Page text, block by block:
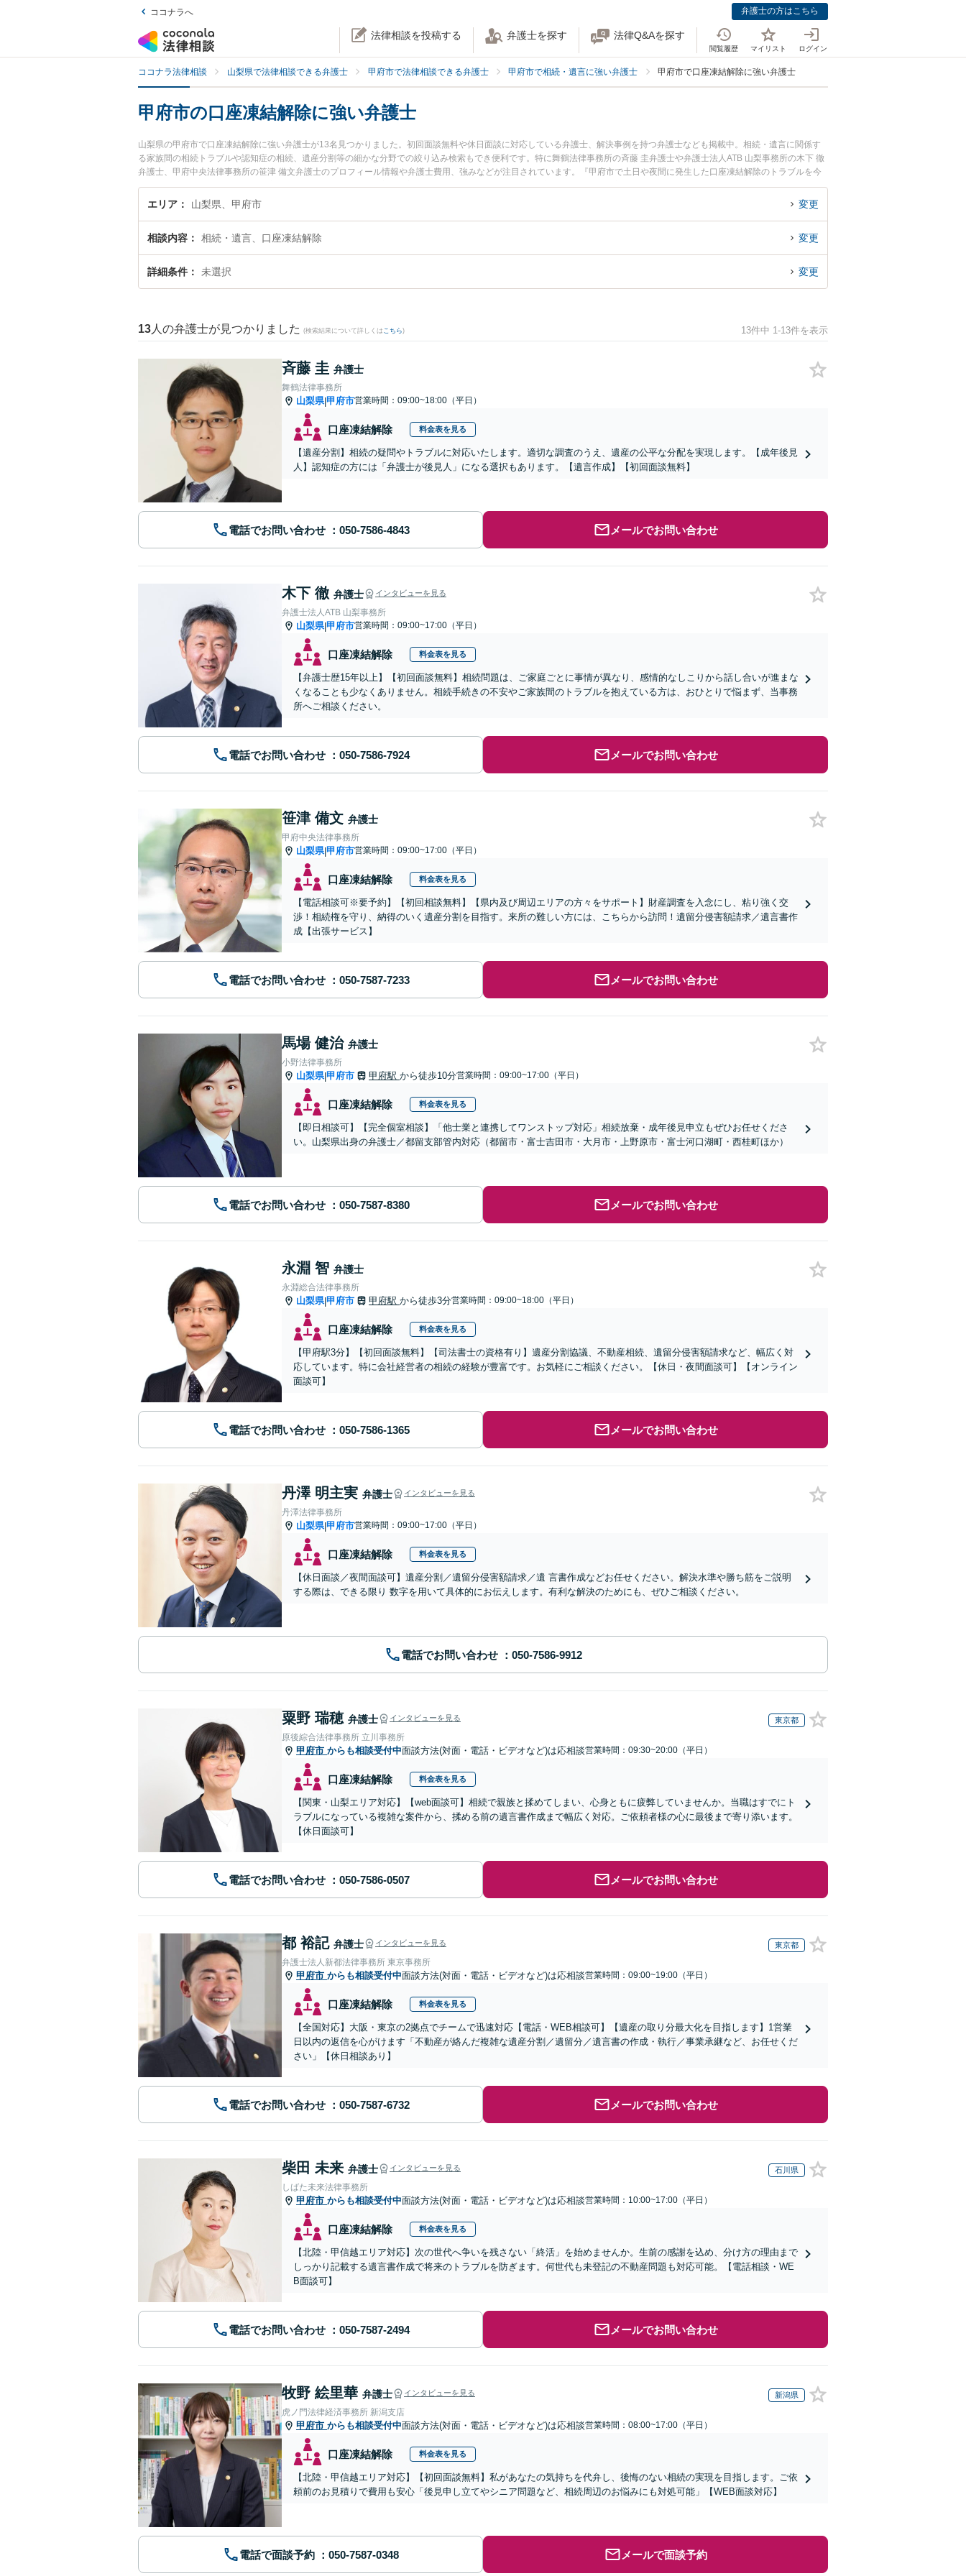
ココナラへ 弁護士の方はこちら
法律相談を投稿する 弁護士を探す 法律Q&Aを探す
閲覧履歴 マイリスト ログイン
ココナラ法律相談 山梨県で法律相談できる弁護士 甲府市で法律相談できる弁護士 甲府市で相続・遺言に強い弁護士 甲府市で口座凍結解除に強い弁護士
甲府市の口座凍結解除に強い弁護士
山梨県の甲府市で口座凍結解除に強い弁護士が13名見つかりました。初回面談無料や休日面談に対応している弁護士、解決事例を持つ弁護士なども掲載中。相続・遺言に関係す
る家族間の相続トラブルや認知症の相続、遺産分割等の細かな分野での絞り込み検索もでき便利です。特に舞鶴法律事務所の斉藤 圭弁護士や弁護士法人ATB 山梨事務所の木下 徹
弁護士、甲府中央法律事務所の笹津 備文弁護士のプロフィール情報や弁護士費用、強みなどが注目されています。『甲府市で土日や夜間に発生した口座凍結解除のトラブルを今
すぐに弁護士に相談したい』『口座凍結解除のトラブル解決の実績豊富な近くの弁護士を検索したい』『初回相談無料で口座凍結解除を法律相談できる甲府市内の弁護士に相談予
約したい』などでお困りの相談者さんにおすすめです。
エリア 山梨県、甲府市 変更
相談内容 相続・遺言、口座凍結解除 変更
詳細条件 未選択 変更
13 人の弁護士が見つかりました (検索結果について詳しくは こちら) 13件中 1-13件を表示
斉藤 圭 弁護士
舞鶴法律事務所
山梨県|甲府市営業時間：09:00~18:00（平日）
口座凍結解除 料金表を見る
【遺産分割】相続の疑問やトラブルに対応いたします。適切な調査のうえ、遺産の公平な分配を実現します。【成年後見
人】認知症の方には「弁護士が後見人」になる選択もあります。【遺言作成】【初回面談無料】
電話でお問い合わせ メールでお問い合わせ
木下 徹 弁護士 インタビューを見る
弁護士法人ATB 山梨事務所
山梨県|甲府市営業時間：09:00~17:00（平日）
口座凍結解除 料金表を見る
【弁護士歴15年以上】【初回面談無料】相続問題は、ご家庭ごとに事情が異なり、感情的なしこりから話し合いが進まな
くなることも少なくありません。相続手続きの不安やご家族間のトラブルを抱えている方は、おひとりで悩まず、当事務
所へご相談ください。
電話でお問い合わせ メールでお問い合わせ
笹津 備文 弁護士
甲府中央法律事務所
山梨県|甲府市営業時間：09:00~17:00（平日）
口座凍結解除 料金表を見る
【電話相談可※要予約】【初回相談無料】【県内及び周辺エリアの方々をサポート】財産調査を入念にし、粘り強く交
渉！相続権を守り、納得のいく遺産分割を目指す。来所の難しい方には、こちらから訪問！遺留分侵害額請求／遺言書作
成【出張サービス】
電話でお問い合わせ メールでお問い合わせ
馬場 健治 弁護士
小野法律事務所
山梨県|甲府市 甲府駅 から徒歩10分営業時間：09:00~17:00（平日）
口座凍結解除 料金表を見る
【即日相談可】【完全個室相談】「他士業と連携してワンストップ対応」相続放棄・成年後見申立もぜひお任せくださ
い。山梨県出身の弁護士／都留支部管内対応（都留市・富士吉田市・大月市・上野原市・富士河口湖町・西桂町ほか）
電話でお問い合わせ メールでお問い合わせ
永淵 智 弁護士
永淵総合法律事務所
山梨県|甲府市 甲府駅 から徒歩3分営業時間：09:00~18:00（平日）
口座凍結解除 料金表を見る
【甲府駅3分】【初回面談無料】【司法書士の資格有り】遺産分割協議、不動産相続、遺留分侵害額請求など、幅広く対
応しています。特に会社経営者の相続の経験が豊富です。お気軽にご相談ください。【休日・夜間面談可】【オンライン
面談可】
電話でお問い合わせ メールでお問い合わせ
丹澤 明主実 弁護士 インタビューを見る
丹澤法律事務所
山梨県|甲府市営業時間：09:00~17:00（平日）
口座凍結解除 料金表を見る
【休日面談／夜間面談可】遺産分割／遺留分侵害額請求／遺 言書作成などお任せください。解決水準や勝ち筋をご説明
する際は、できる限り 数字を用いて具体的にお伝えします。有利な解決のためにも、ぜひご相談ください。
電話でお問い合わせ
粟野 瑞穂 弁護士 インタビューを見る 東京都
原後綜合法律事務所 立川事務所
甲府市 からも相談受付中面談方法(対面・電話・ビデオなど)は応相談営業時間：09:30~20:00（平日）
口座凍結解除 料金表を見る
【関東・山梨エリア対応】【web面談可】相続で親族と揉めてしまい、心身ともに疲弊していませんか。当職はすでにト
ラブルになっている複雑な案件から、揉める前の遺言書作成まで幅広く対応。ご依頼者様の心に最後まで寄り添います。
【休日面談可】
電話でお問い合わせ メールでお問い合わせ
都 裕記 弁護士 インタビューを見る 東京都
弁護士法人新都法律事務所 東京事務所
甲府市 からも相談受付中面談方法(対面・電話・ビデオなど)は応相談営業時間：09:00~19:00（平日）
口座凍結解除 料金表を見る
【全国対応】大阪・東京の2拠点でチームで迅速対応【電話・WEB相談可】【遺産の取り分最大化を目指します】1営業
日以内の返信を心がけます「不動産が絡んだ複雑な遺産分割／遺留分／遺言書の作成・執行／事業承継など、お任せくだ
さい」【休日相談あり】
電話でお問い合わせ メールでお問い合わせ
柴田 未来 弁護士 インタビューを見る 石川県
しばた未来法律事務所
甲府市 からも相談受付中面談方法(対面・電話・ビデオなど)は応相談営業時間：10:00~17:00（平日）
口座凍結解除 料金表を見る
【北陸・甲信越エリア対応】次の世代へ争いを残さない「終活」を始めませんか。生前の感謝を込め、分け方の理由まで
しっかり記載する遺言書作成で将来のトラブルを防ぎます。何世代も未登記の不動産問題も対応可能。【電話相談・WE
B面談可】
電話でお問い合わせ メールでお問い合わせ
牧野 絵里華 弁護士 インタビューを見る 新潟県
虎ノ門法律経済事務所 新潟支店
甲府市 からも相談受付中面談方法(対面・電話・ビデオなど)は応相談営業時間：08:00~17:00（平日）
口座凍結解除 料金表を見る
【北陸・甲信越エリア対応】【初回面談無料】私があなたの気持ちを代弁し、後悔のない相続の実現を目指します。ご依
頼前のお見積りで費用も安心「後見申し立てやシニア問題など、相続周辺のお悩みにも対処可能」【WEB面談対応】
電話で面談予約 メールで面談予約